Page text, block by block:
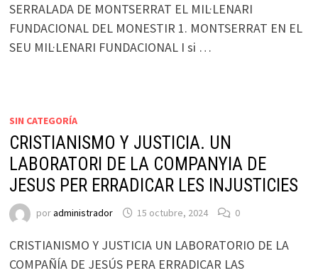
SERRALADA DE MONTSERRAT EL MIL·LENARI
FUNDACIONAL DEL MONESTIR 1. MONTSERRAT EN EL
SEU MIL·LENARI FUNDACIONAL I si …
SIN CATEGORÍA
CRISTIANISMO Y JUSTICIA. UN
LABORATORI DE LA COMPANYIA DE
JESUS PER ERRADICAR LES INJUSTICIES
poradministrador 15 octubre, 2024 0
CRISTIANISMO Y JUSTICIA UN LABORATORIO DE LA
COMPAÑÍA DE JESÚS PERA ERRADICAR LAS